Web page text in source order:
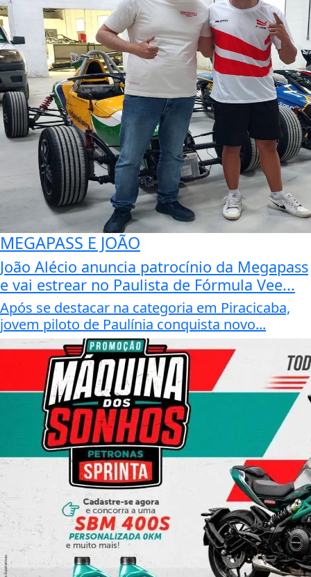
MEGAPASS E JOÃO
João Alécio anuncia patrocínio da Megapass
e vai estrear no Paulista de Fórmula Vee...
Após se destacar na categoria em Piracicaba,
jovem piloto de Paulínia conquista novo...